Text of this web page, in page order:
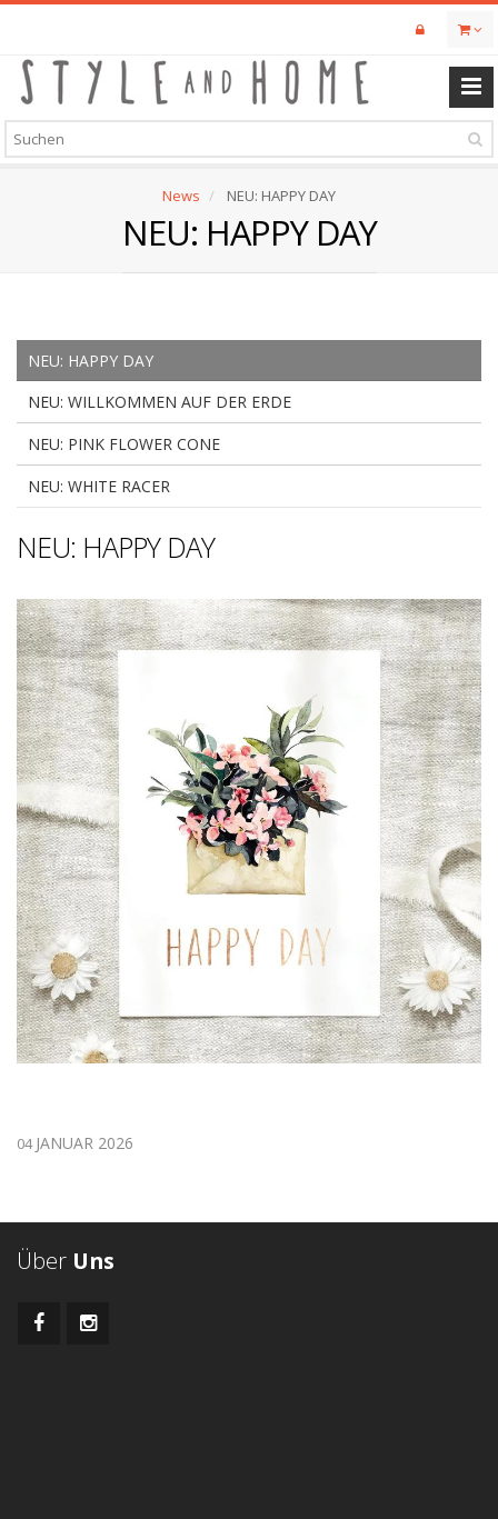
Skip
main
content
News NEU: HAPPY DAY
NEU: HAPPY DAY
NEU: HAPPY DAY
NEU: WILLKOMMEN AUF DER ERDE
NEU: PINK FLOWER CONE
NEU: WHITE RACER
NEU: HAPPY DAY
04 JANUAR 2026
Über Uns